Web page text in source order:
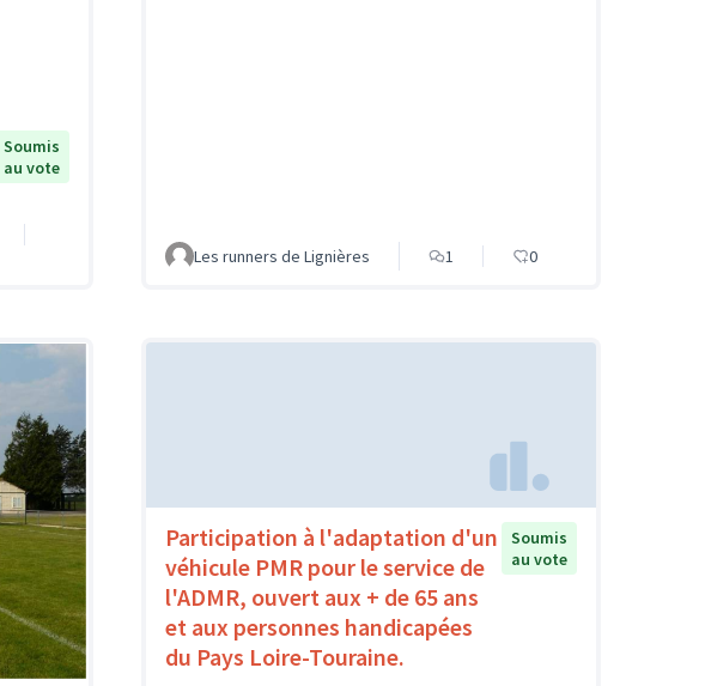
Soumis
au vote
Les runners de Lignières 1 0
Participation à l'adaptation d'un
véhicule PMR pour le service de
l'ADMR, ouvert aux + de 65 ans
et aux personnes handicapées
du Pays Loire-Touraine.
Soumis
au vote